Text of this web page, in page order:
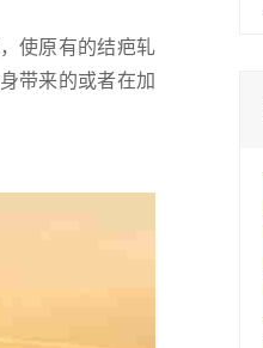
使原有的结疤轧
带来的或者在加